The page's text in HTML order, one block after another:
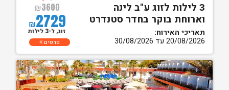
3 לילות לזוג ע"ב לינה
וארוחת בוקר בחדר סטנדרט
תאריכי האירוח:
20/08/2026 עד 30/08/2026
₪3600
₪2729
זוג, ל-3 לילות
פרטים